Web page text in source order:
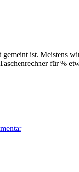
ist. Meistens
für %
zu